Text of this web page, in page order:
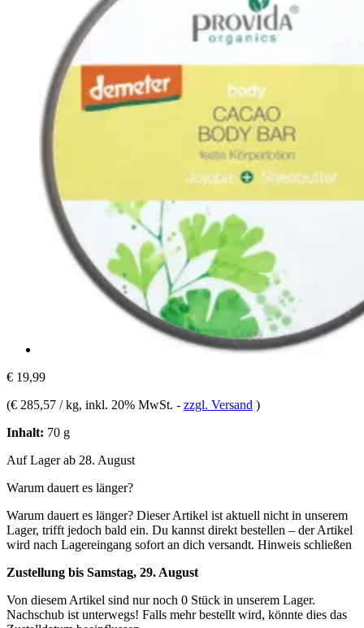
€ 19,99
(€ 285,57 / kg, inkl. 20% MwSt. - zzgl. Versand )
Inhalt: 70 g
Auf Lager ab 28. August
Warum dauert es länger?
Warum dauert es länger? Dieser Artikel ist aktuell nicht in unserem
Lager, trifft jedoch bald ein. Du kannst direkt bestellen – der Artikel
wird nach Lagereingang sofort an dich versandt. Hinweis schließen
Zustellung bis Samstag, 29. August
Von diesem Artikel sind nur noch 0 Stück in unserem Lager.
Nachschub ist unterwegs! Falls mehr bestellt wird, könnte dies das